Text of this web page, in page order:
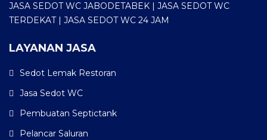
JASA SEDOT WC JABODETABEK | JASA SEDOT WC
TERDEKAT | JASA SEDOT WC 24 JAM
LAYANAN JASA
Sedot Lemak Restoran
Jasa Sedot WC
Pembuatan Septictank
Pelancar Saluran